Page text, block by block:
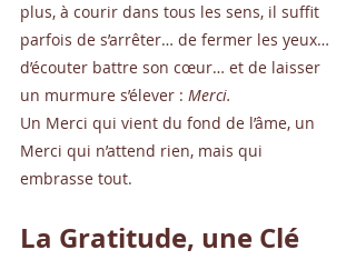
plus, à courir dans tous les sens, il suffit
parfois de s’arrêter… de fermer les yeux…
d’écouter battre son cœur… et de laisser
un murmure s’élever : Merci.
Un Merci qui vient du fond de l’âme, un
Merci qui n’attend rien, mais qui
embrasse tout.
La Gratitude, une Clé